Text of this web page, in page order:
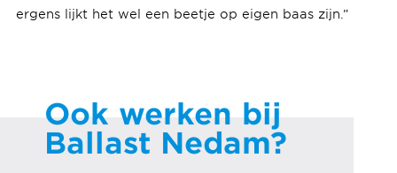
ergens lijkt het wel een beetje op eigen baas zijn.”
Ook werken bij
Ballast Nedam?